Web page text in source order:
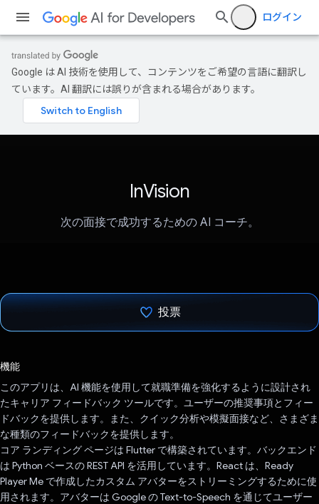
ログイン
Google は AI 技術を使用して、コンテンツをご希望の言語に翻訳し
ています。AI 翻訳には誤りが含まれる場合があります。
InVision
次の面接で成功するための AI コーチ。
投票
機能
このアプリは、AI 機能を使用して就職準備を強化するように設計され
たキャリア フィードバック ツールです。ユーザーの推奨事項とフィー
ドバックを提供します。また、クイック分析や模擬面接など、さまざま
な種類のフィードバックを提供します。
コア ランディング ページは Flutter で構築されています。バックエンド
は Python ベースの REST API を活用しています。React は、Ready
Player Me で作成したカスタム アバターをストリーミングするために使
用されます。アバターは Google の Text-to-Speech を通じてユーザー